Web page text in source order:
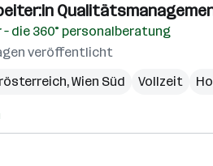
die 360° personalberatung
veröffentlicht
,Wien Süd Vollzeit